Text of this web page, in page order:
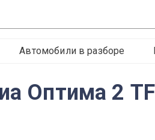
Автомобили в разборе
Оптима 2